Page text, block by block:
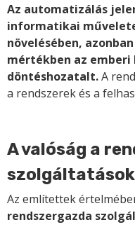
Az automatizálás
informatikai
növelésében,
mértékben az emberi
döntéshozatalt.A
a rendszerek és a
A valóság a
Az említettek
rendszergazda